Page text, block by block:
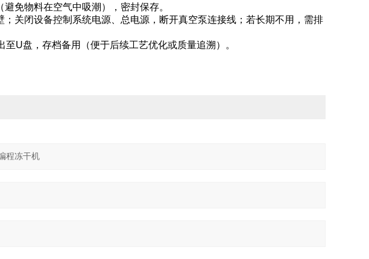
免物料在空气中吸潮），密封保存。
关闭设备控制系统电源、总电源，断开真空泵连接线；若长期不用，需排
U盘，存档备用（便于后续工艺优化或质量追溯）。